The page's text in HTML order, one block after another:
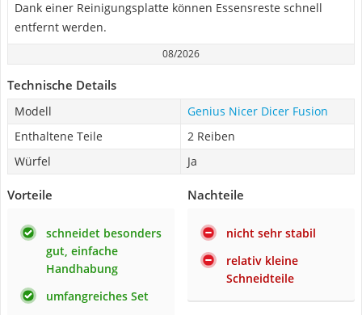
Dank einer Reinigungsplatte können Essensreste schnell
entfernt werden.
08/2026
Technische Details
Modell
Genius Nicer Dicer Fusion
Enthaltene Teile
2 Reiben
Würfel
Ja
Vorteile
schneidet besonders
gut, einfache
Handhabung
umfangreiches Set
Nachteile
nicht sehr stabil
relativ kleine
Schneidteile